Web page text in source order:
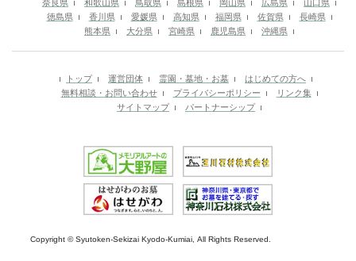
奈良県
和歌山県 鳥取県 島根県 岡山県 広島県
山口県
徳島県
香川県 愛媛県 高知県 福岡県 佐賀県
長崎県
熊本県
大分県 宮崎県 鹿児島県 沖縄県
トップ 運営団体 霊園・墓地・お墓
はじめての方へ
無料相談・お問い合わせ
プライバシーポリシー
リンク集
サイトマップ
パートナーシップ
Copyright © Syutoken-Sekizai Kyodo-Kumiai, All Rights Reserved.